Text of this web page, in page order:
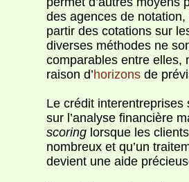
des agences de
partir des cotations sur
diverses méthodes ne
comparables entre elles,
raison d’horizonsde
Le crédit interentreprises
sur l’analyse financière
scoringlorsque les
nombreux et qu’un
devient une aide